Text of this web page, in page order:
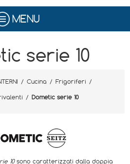
MENU
serie 10
/ Cucina / Frigoriferi /
/ Dometic serie 10
10sono caratterizzati dalla doppia